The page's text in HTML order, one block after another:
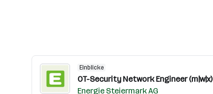
Einblicke
OT-Security Network Engineer (m|w|x)
Energie Steiermark AG